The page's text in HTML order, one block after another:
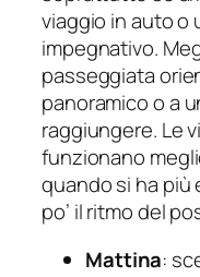
viaggio in auto o
impegnativo.
passeggiata
panoramico o a
raggiungere. Le
funzionano
quando si ha più
po’ il ritmo del
Mattina: